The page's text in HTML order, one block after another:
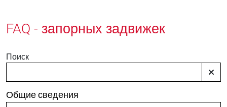
FAQ - запорных задвижек
Поиск
Общие сведения